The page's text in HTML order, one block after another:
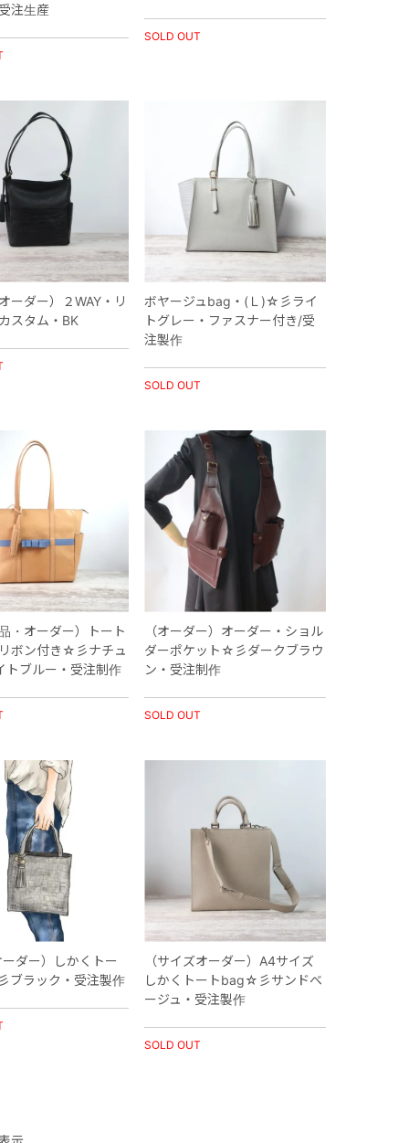
注生産
SOLD OUT
ーダー）２WAY・リ
スタム・BK
ボヤージュbag・(Ｌ)☆彡ライ
トグレー・ファスナー付き/受
注製作
SOLD OUT
・オーダー）トート
ボン付き☆彡ナチュ
トブルー・受注制作
（オーダー）オーダー・ショル
ダーポケット☆彡ダークブラウ
ン・受注制作
SOLD OUT
ダー）しかくトー
ブラック・受注製作
（サイズオーダー）A4サイズ
しかくトートbag☆彡サンドベ
ージュ・受注製作
SOLD OUT